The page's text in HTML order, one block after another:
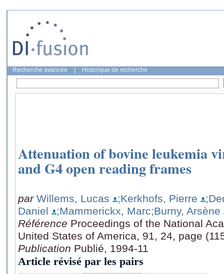
Recherche avancée Historique de recherche
Attenuation of bovine leukemia
and G4 open reading frames
par Willems, Lucas ;Kerkhofs, Pierre
Daniel
;Mammerickx, Marc;Burny, Arsène
Référence Proceedings of the National
United States of America, 91, 24, page
Publication Publié, 1994-11
Article révisé par les pairs